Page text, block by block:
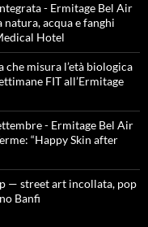
- Ermitage Bel Air
acqua e fanghi
Hotel
misura l’età biologica
FIT all’Ermitage
- Ermitage Bel Air
“Happy Skin after
— street art incollata, pop
Banfi